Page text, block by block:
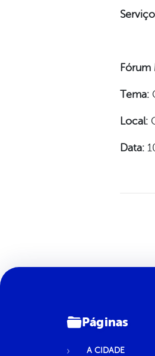
Serviço
Fórum
Tema:
Local:
Data:
Páginas
A CIDADE